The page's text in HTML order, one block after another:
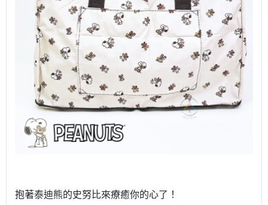
抱著泰迪熊的史努比來療癒你的心了！